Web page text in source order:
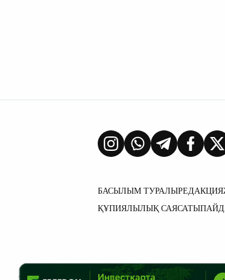
БАСЫЛЫМ ТУРАЛЫРЕДАКЦИЯ
ҚҰПИЯЛЫЛЫҚ САЯСАТЫ